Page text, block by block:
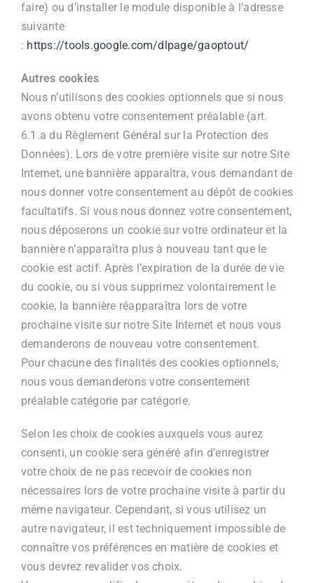
faire) ou d’installer le module disponible à l’adresse
suivante
: https://tools.google.com/dlpage/gaoptout/
Autres cookies
Nous n’utilisons des cookies optionnels que si nous
avons obtenu votre consentement préalable (art.
6.1.a du Règlement Général sur la Protection des
Données). Lors de votre première visite sur notre Site
Internet, une bannière apparaîtra, vous demandant de
nous donner votre consentement au dépôt de cookies
facultatifs. Si vous nous donnez votre consentement,
nous déposerons un cookie sur votre ordinateur et la
bannière n’apparaîtra plus à nouveau tant que le
cookie est actif. Après l’expiration de la durée de vie
du cookie, ou si vous supprimez volontairement le
cookie, la bannière réapparaîtra lors de votre
prochaine visite sur notre Site Internet et nous vous
demanderons de nouveau votre consentement.
Pour chacune des finalités des cookies optionnels,
nous vous demanderons votre consentement
préalable catégorie par catégorie.
Selon les choix de cookies auxquels vous aurez
consenti, un cookie sera généré afin d’enregistrer
votre choix de ne pas recevoir de cookies non
nécessaires lors de votre prochaine visite à partir du
même navigateur. Cependant, si vous utilisez un
autre navigateur, il est techniquement impossible de
connaître vos préférences en matière de cookies et
vous devrez revalider vos choix.